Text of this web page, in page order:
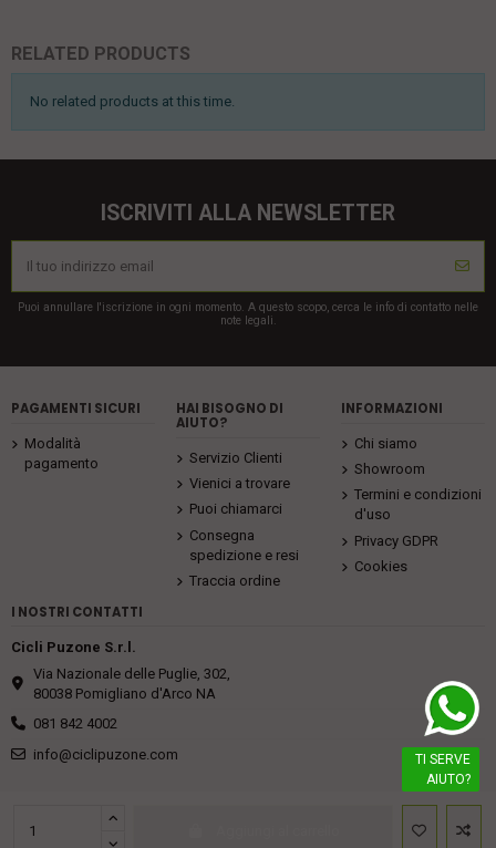
RELATED PRODUCTS
No related products at this time.
ISCRIVITI ALLA NEWSLETTER
Puoi annullare l'iscrizione in ogni momento. A questo scopo, cerca le info di contatto nelle
note legali.
PAGAMENTI SICURI
Modalità
pagamento
HAI BISOGNO DI
AIUTO?
Servizio Clienti
Vienici a trovare
Puoi chiamarci
Consegna
spedizione e resi
Traccia ordine
INFORMAZIONI
Chi siamo
Showroom
Termini e condizioni
d'uso
Privacy GDPR
Cookies
I NOSTRI CONTATTI
Cicli Puzone S.r.l.
Via Nazionale delle Puglie, 302,
80038 Pomigliano d'Arco NA
081 842 4002
info@ciclipuzone.com
TI SERVE
AIUTO?
Cicli Puzone S.r.l P.Iva IT 02592801217 tutti i diritti sono riservati